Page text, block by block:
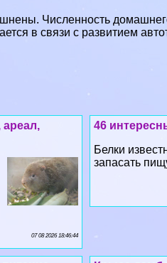
Численность
в связи с развитием
46
Белки
запасать
ареал,
07 08 2026 18:46:44